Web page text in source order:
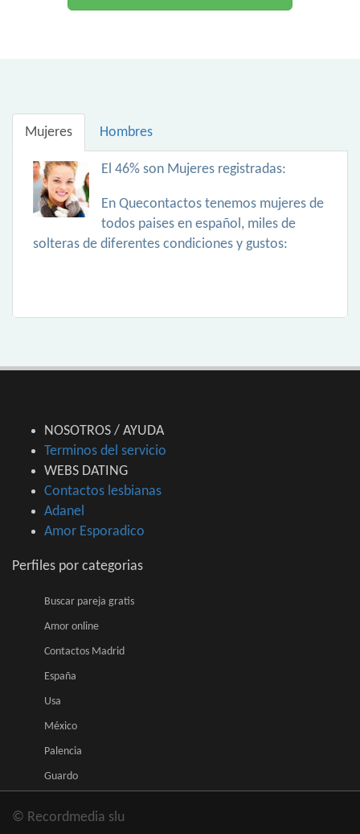
Mujeres Hombres
El 46% son Mujeres registradas:
En Quecontactos tenemos mujeres de
todos paises en español, miles de
solteras de diferentes condiciones y gustos:
NOSOTROS / AYUDA
Terminos del servicio
WEBS DATING
Contactos lesbianas
Adanel
Amor Esporadico
Perfiles por categorias
Buscar pareja gratis
Amor online
Contactos Madrid
España
Usa
México
Palencia
Guardo
© Recordmedia slu